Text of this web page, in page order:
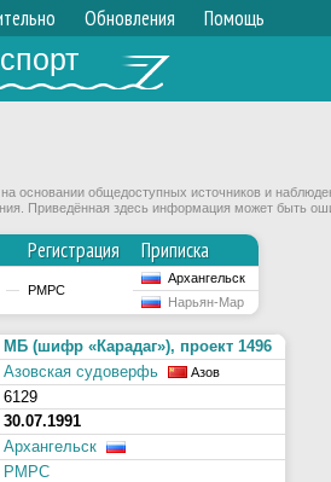
Обновления Помощь
основании общедоступных источников и
Приведённая здесь информация может быть
Регистрация Приписка
РМРС
Архангельск
Нарьян-Мар
МБ (шифр «Карадаг»), проект 1496
Азовская судоверфь
Азов
6129
30.07.1991
Архангельск
РМРС